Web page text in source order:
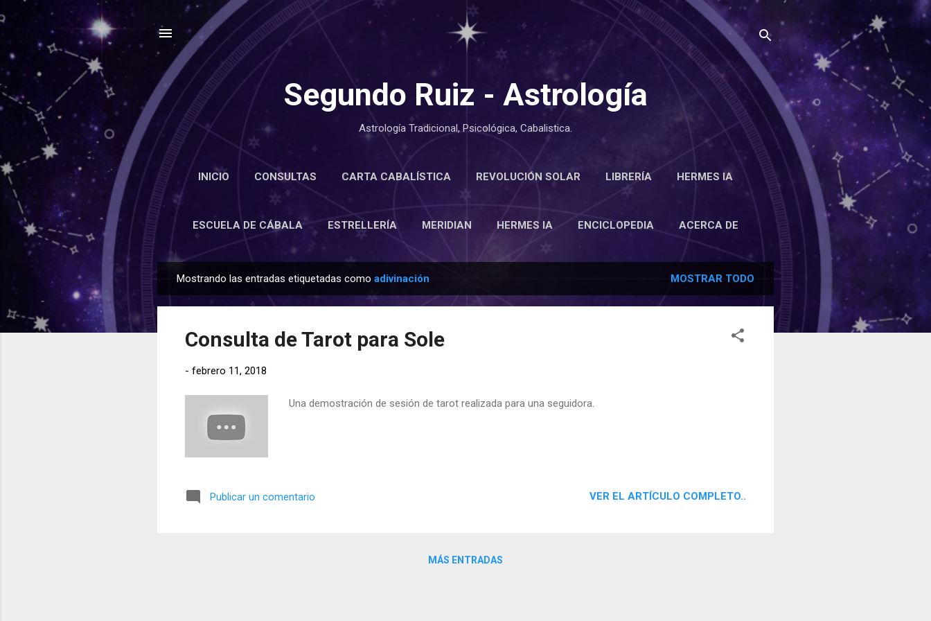
Ir al contenido principal
Segundo Ruiz - Astrología
Astrología Tradicional, Psicológica, Cabalistica.
INICIO CONSULTAS CARTA CABALÍSTICA REVOLUCIÓN SOLAR LIBRERÍA HERMES IA
ENCICLOPEDIA ESTRELLERÍA MERIDIAN MÁS…
ESCUELA DE CÁBALA
ESTRELLERÍA MERIDIAN HERMES IA ENCICLOPEDIA ACERCA DE
n
Mostrando las entradas etiquetadas como adivinación MOSTRAR TODO
Consulta de Tarot para Sole
- febrero 11, 2018
Una demostración de sesión de tarot realizada para una seguidora.
Publicar un comentario VER EL ARTÍCULO COMPLETO..
MÁS ENTRADAS